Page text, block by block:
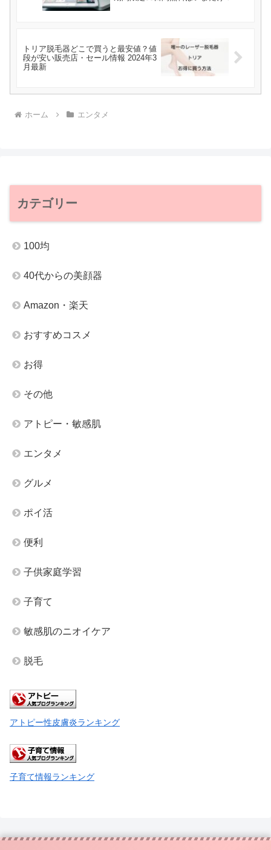
トリア脱毛器どこで買うと最安値？値
段が安い販売店・セール情報 2024年3
月最新
ホーム エンタメ
カテゴリー
100均
40代からの美顔器
Amazon・楽天
おすすめコスメ
お得
その他
アトピー・敏感肌
エンタメ
グルメ
ポイ活
便利
子供家庭学習
子育て
敏感肌のニオイケア
脱毛
アトピー性皮膚炎ランキング
子育て情報ランキング